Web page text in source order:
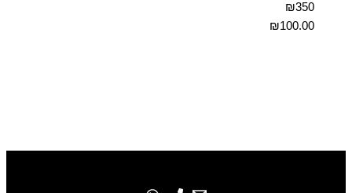
₪350
₪100.00